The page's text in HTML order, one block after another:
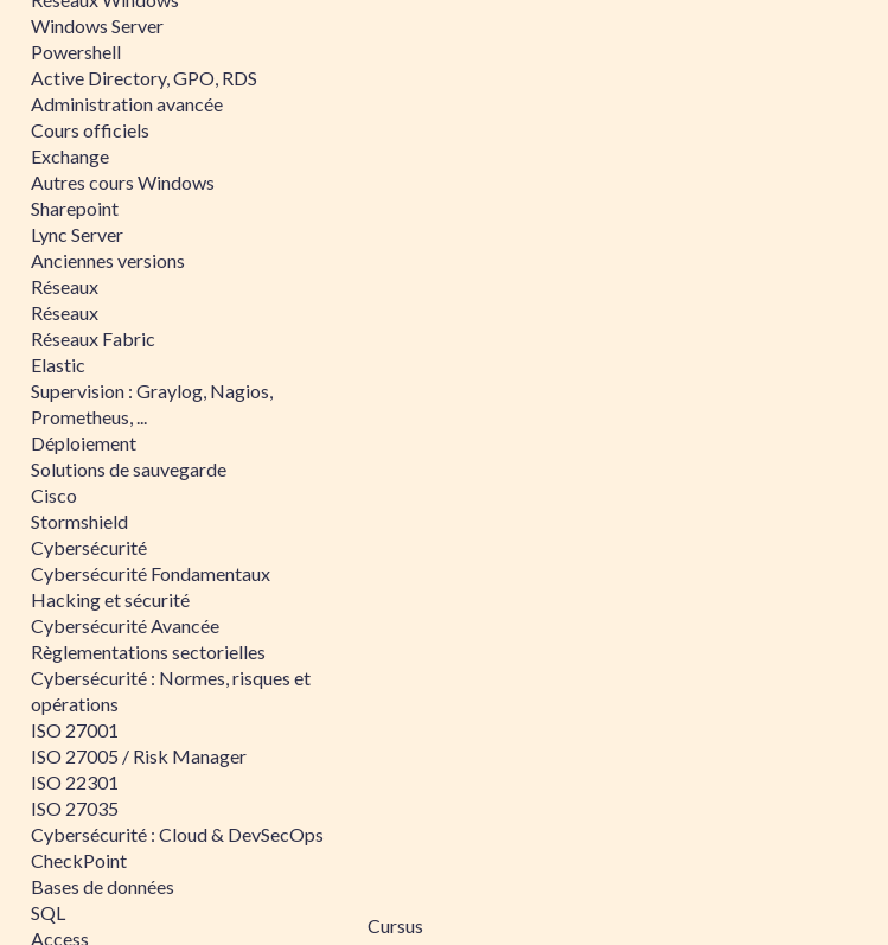
Windows Server
Powershell
Active Directory, GPO, RDS
Administration avancée
Cours officiels
Exchange
Autres cours Windows
Sharepoint
Lync Server
Anciennes versions
Réseaux
Réseaux
Réseaux Fabric
Elastic
Supervision : Graylog, Nagios,
Prometheus, ...
Déploiement
Solutions de sauvegarde
Cisco
Stormshield
Cybersécurité
Cybersécurité Fondamentaux
Hacking et sécurité
Cybersécurité Avancée
Règlementations sectorielles
Cybersécurité : Normes, risques et
opérations
ISO 27001
ISO 27005 / Risk Manager
ISO 22301
ISO 27035
Cybersécurité : Cloud & DevSecOps
CheckPoint
Bases de données
SQL
Access
Cursus